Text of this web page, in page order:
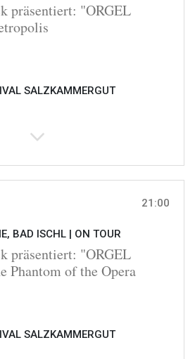
präsentiert: "ORGEL
SALZKAMMERGUT
21:00
BAD ISCHL | ON TOUR
präsentiert: "ORGEL
Phantom of the Opera
SALZKAMMERGUT